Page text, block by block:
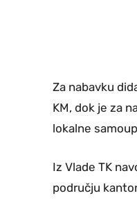
Za nabavku
KM, dok je za
lokalne
Iz Vlade TK
području